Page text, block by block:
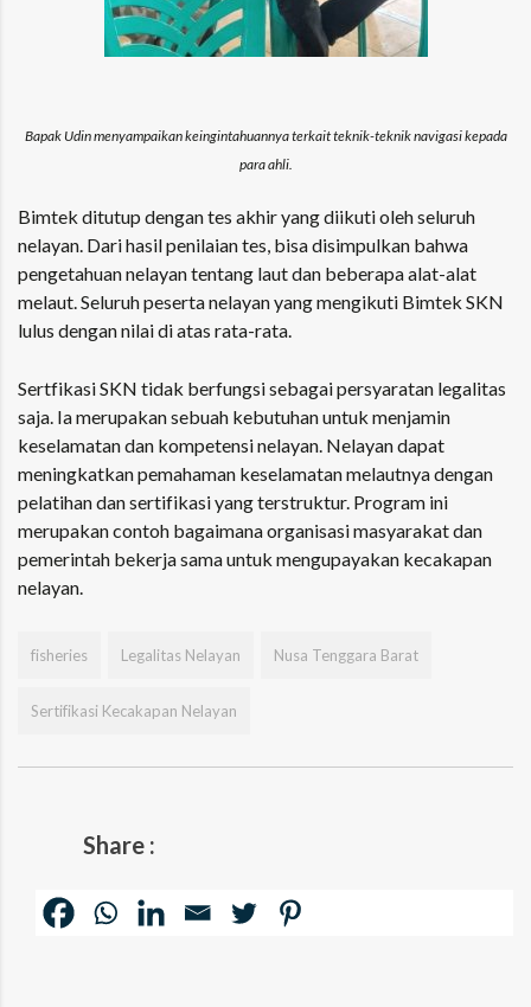
Bapak Udin menyampaikan keingintahuannya terkait teknik-teknik navigasi kepada
para ahli.
Bimtek ditutup dengan tes akhir yang diikuti oleh seluruh
nelayan. Dari hasil penilaian tes, bisa disimpulkan bahwa
pengetahuan nelayan tentang laut dan beberapa alat-alat
melaut. Seluruh peserta nelayan yang mengikuti Bimtek SKN
lulus dengan nilai di atas rata-rata.
Sertfikasi SKN tidak berfungsi sebagai persyaratan legalitas
saja. Ia merupakan sebuah kebutuhan untuk menjamin
keselamatan dan kompetensi nelayan. Nelayan dapat
meningkatkan pemahaman keselamatan melautnya dengan
pelatihan dan sertifikasi yang terstruktur. Program ini
merupakan contoh bagaimana organisasi masyarakat dan
pemerintah bekerja sama untuk mengupayakan kecakapan
nelayan.
fisheries Legalitas Nelayan Nusa Tenggara Barat
Sertifikasi Kecakapan Nelayan
Share :